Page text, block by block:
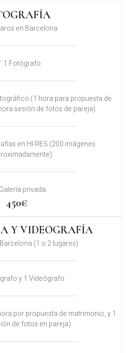
en Barcelona
1 Fotógrafo
(1 hora para propuesta de
sesión de fotos de pareja)
en HI-RES (200 imágenes
Galería privada
450€
Y VIDEOGRAFÍA
(1 o 2 lugares)
y 1 Videógrafo
por propuesta de matrimonio, y 1
de fotos en pareja)